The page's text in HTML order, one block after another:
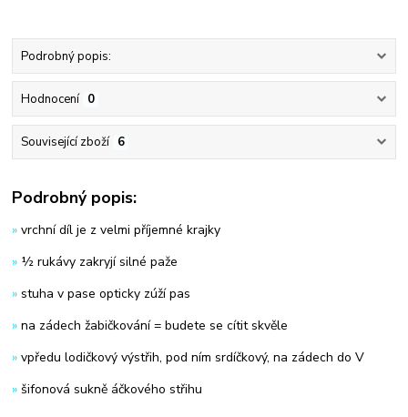
Podrobný popis:
Hodnocení 0
Související zboží 6
Podrobný popis:
»vrchní díl je z velmi příjemné krajky
» ½ rukávy zakryjí silné paže
»stuha v pase opticky zúží pas
»na zádech žabičkování = budete se cítit skvěle
»vpředu lodičkový výstřih, pod ním srdíčkový, na zádech do V
»šifonová sukně áčkového střihu